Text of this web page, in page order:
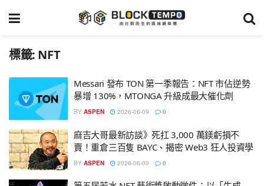
標籤: NFT
Messari 發布 TON 第一季報告：NFT 市佔逆勢
暴增 130%，MTONGA 升級成最大催化劑
BY ASPEN 2026-06-09 0
麻吉大哥最新訪談》死扛 3,000 萬鎂虧損不
賣！重倉三百隻 BAYC、揭密 Web3 狂人投資學
BY ASPEN 2026-06-09 0